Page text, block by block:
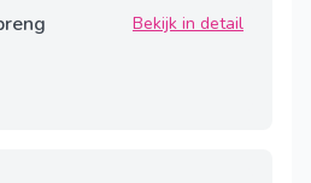
Bekijk in detail